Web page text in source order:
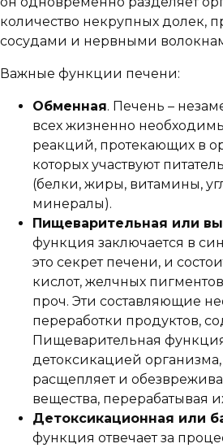
количество некрупных долек,
сосудами и нервными
Важные функции печени:
Обменная. Печень –
всех жизненно
реакций, протекающих в
которых участвуют
(белки, жиры, витамины,
минералы).
Пищеварительная или
функция заключается в
это секрет печени, и
кислот, желчных
проч. Эти составляющие
переработки продуктов,
Пищеварительная функция
детоксикацией
расщепляет и
вещества, перерабатывая
Детоксикационная или
функция отвечает за